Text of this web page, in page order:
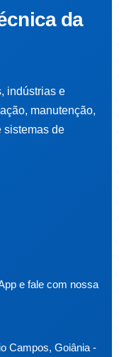
da
indústrias e
manutenção,
sistemas de
e fale com nossa
Campos, Goiânia -